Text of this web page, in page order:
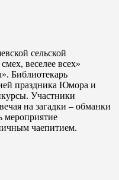
сельской
веселее всех»
Библиотекарь
праздника Юмора и
Участники
на загадки – обманки
мероприятие
чаепитием.